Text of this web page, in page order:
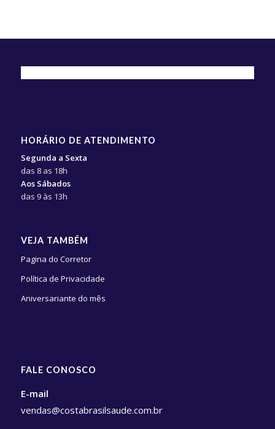
HORÁRIO DE ATENDIMENTO
Segunda a Sexta
das 8 as 18h
Aos Sábados
das 9 às 13h
VEJA TAMBÉM
Pagina do Corretor
Política de Privacidade
Aniversariante do mês
FALE CONOSCO
E-mail
vendas@costabrasilsaude.com.br